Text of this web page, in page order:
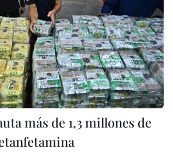
más de 1,3 millones de